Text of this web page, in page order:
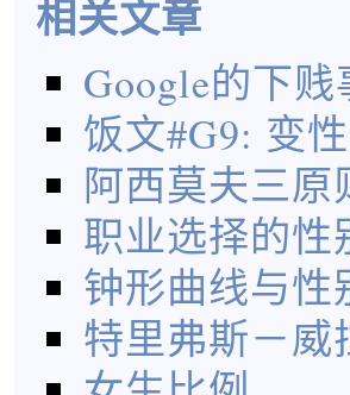
相关文章
Google的下贱
饭文#G9: 变
阿西莫夫三原
职业选择的性
钟形曲线与性
特里弗斯－威